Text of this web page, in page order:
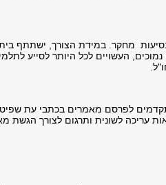
מחקר. במידת הצורך, ישתתף
העשויים לכל היותר לסייע
לפרסם מאמרים בכתבי עת
עריכה לשונית ותרגום לצורך הגשת